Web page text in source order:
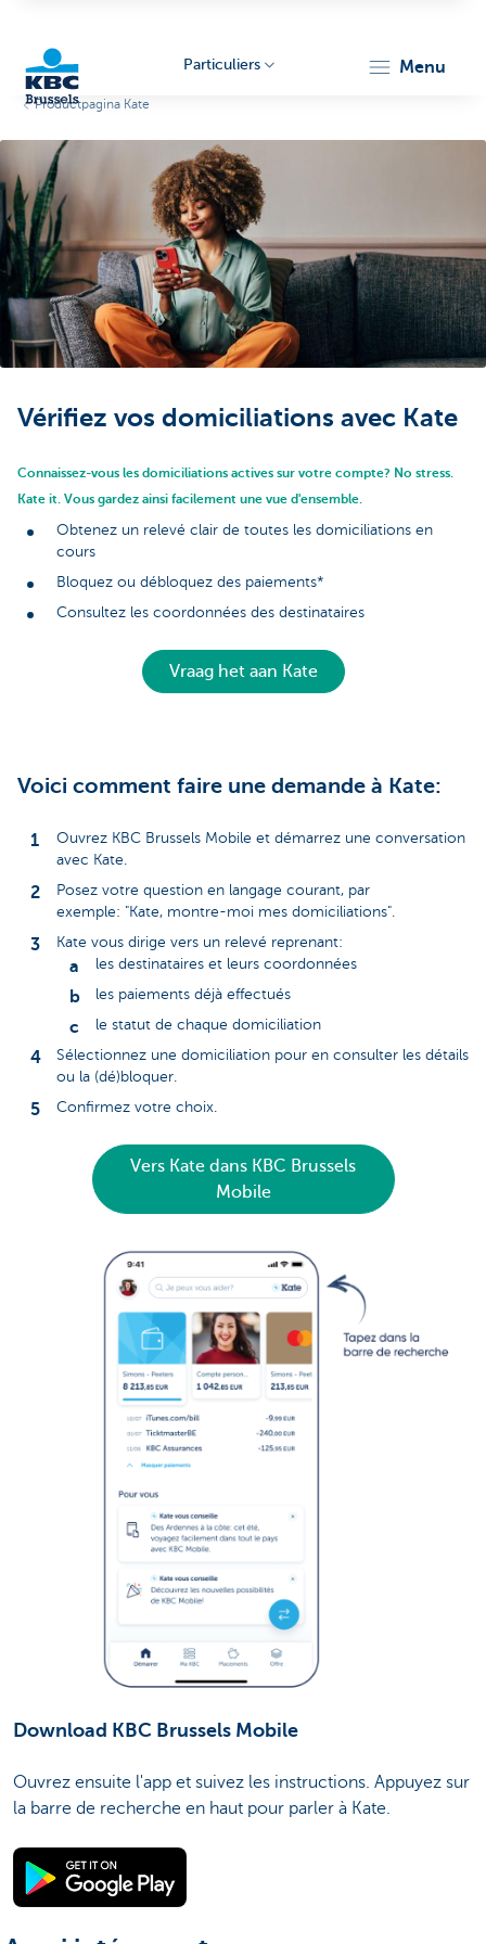
Brussels
Particuliers menu
Productpagina Kate
Vérifiez vos domiciliations avec Kate
Connaissez-vous les domiciliations actives sur votre compte? No stress.
Kate it. Vous gardez ainsi facilement une vue d'ensemble.
Obtenez un relevé clair de toutes les domiciliations en
cours
Bloquez ou débloquez des paiements*
Consultez les coordonnées des destinataires
Vraag het aan Kate
Voici comment faire une demande à Kate:
Ouvrez KBC Brussels Mobile et démarrez une conversation
avec Kate.
Posez votre question en langage courant, par
exemple: "Kate, montre-moi mes domiciliations".
Kate vous dirige vers un relevé reprenant:
les destinataires et leurs coordonnées
les paiements déjà effectués
le statut de chaque domiciliation
Sélectionnez une domiciliation pour en consulter les détails
ou la (dé)bloquer.
Confirmez votre choix.
Vers Kate dans KBC Brussels
Mobile
Download KBC Brussels Mobile
Ouvrez ensuite l'app et suivez les instructions. Appuyez sur
la barre de recherche en haut pour parler à Kate.